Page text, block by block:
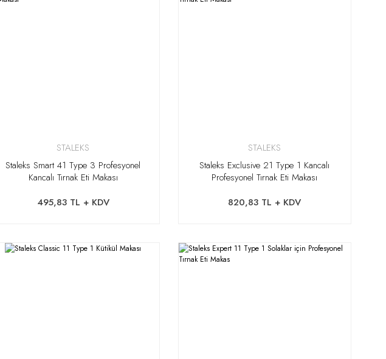
STALEKS
Staleks Smart 41 Type 3 Profesyonel
Kancalı Tırnak Eti Makası
495,83 TL + KDV
STALEKS
Staleks Exclusive 21 Type 1 Kancalı
Profesyonel Tırnak Eti Makası
820,83 TL + KDV